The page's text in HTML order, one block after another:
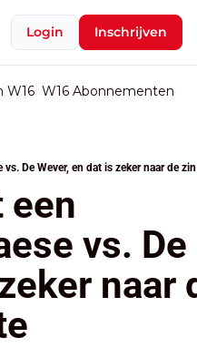
Login Inschrijven
van België
W16 W16 Abonnementen
De Wever, en dat is zeker naar de
vs. De
naar